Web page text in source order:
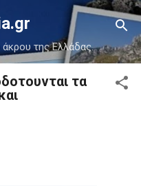
περιεχόμενο
της Ελλάδας.
τα